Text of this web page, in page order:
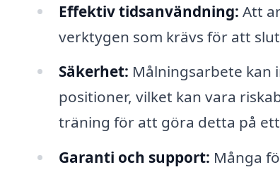
Effektiv tidsanvändning: Att
verktygen som krävs för att
Säkerhet: Målningsarbete kan
positioner, vilket kan vara
träning för att göra detta på
Garanti och support: Många